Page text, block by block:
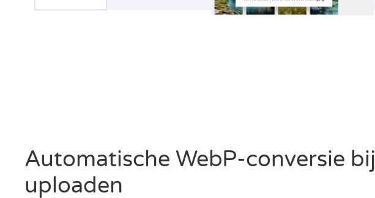
Automatische WebP-conversie bij
uploaden